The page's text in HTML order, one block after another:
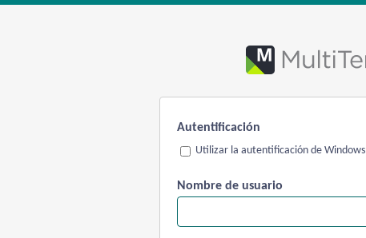
Autentificación
Utilizar la autentificación de Windows
Nombre de usuario